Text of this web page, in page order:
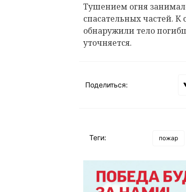
Тушением огня
спасательных частей.
обнаружили тело
уточняется.
Поделиться:
Теги: пожар